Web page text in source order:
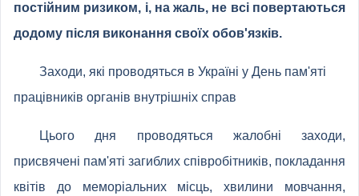
постійним ризиком, і, на жаль, не всі повертаються
додому після виконання своїх обов'язків.
Заходи, які проводяться в Україні у День пам'яті
працівників органів внутрішніх справ
Цього дня проводяться жалобні заходи,
присвячені пам'яті загиблих співробітників, покладання
квітів до меморіальних місць, хвилини мовчання,